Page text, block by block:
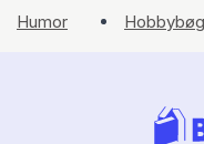
Humor